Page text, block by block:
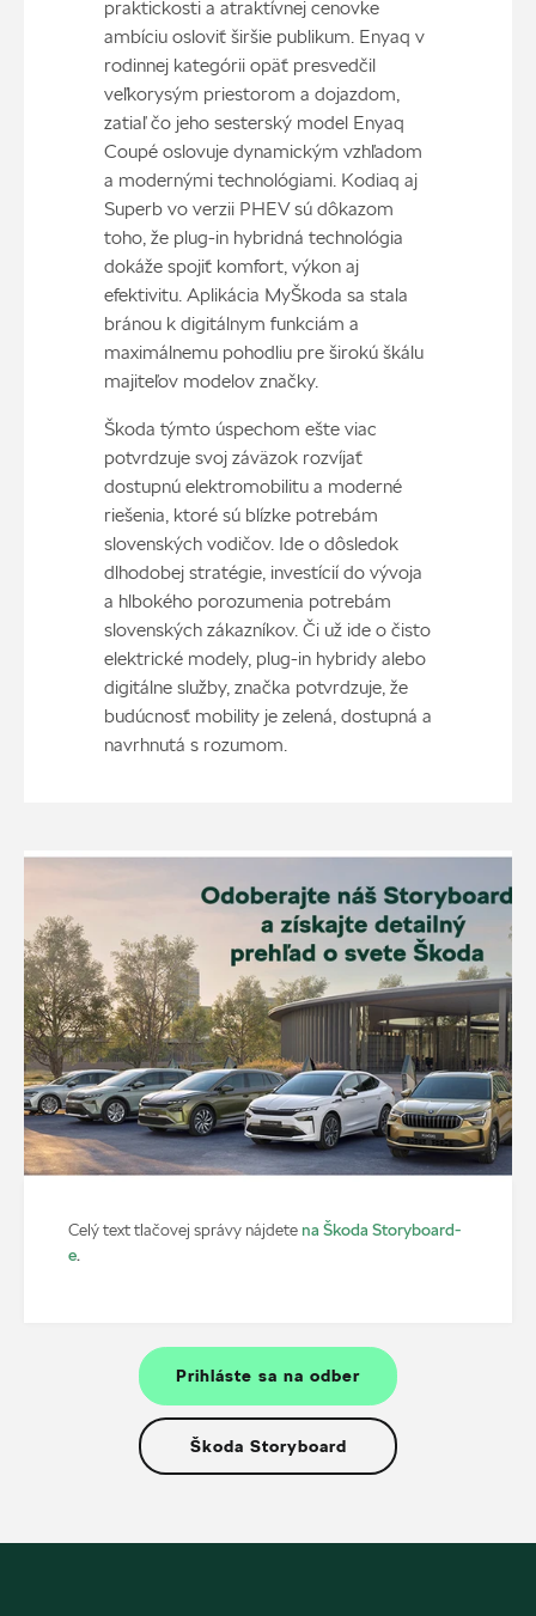
praktickosti a atraktívnej cenovke
ambíciu osloviť širšie publikum. Enyaq v
rodinnej kategórii opäť presvedčil
veľkorysým priestorom a dojazdom,
zatiaľ čo jeho sesterský model Enyaq
Coupé oslovuje dynamickým vzhľadom
a modernými technológiami. Kodiaq aj
Superb vo verzii PHEV sú dôkazom
toho, že plug-in hybridná technológia
dokáže spojiť komfort, výkon aj
efektivitu. Aplikácia MyŠkoda sa stala
bránou k digitálnym funkciám a
maximálnemu pohodliu pre širokú škálu
majiteľov modelov značky.
Škoda týmto úspechom ešte viac
potvrdzuje svoj záväzok rozvíjať
dostupnú elektromobilitu a moderné
riešenia, ktoré sú blízke potrebám
slovenských vodičov. Ide o dôsledok
dlhodobej stratégie, investícií do vývoja
a hlbokého porozumenia potrebám
slovenských zákazníkov. Či už ide o čisto
elektrické modely, plug-in hybridy alebo
digitálne služby, značka potvrdzuje, že
budúcnosť mobility je zelená, dostupná a
navrhnutá s rozumom.
Celý text tlačovej správy nájdete na Škoda Storyboard-
e.
Prihláste sa na odber
Škoda Storyboard